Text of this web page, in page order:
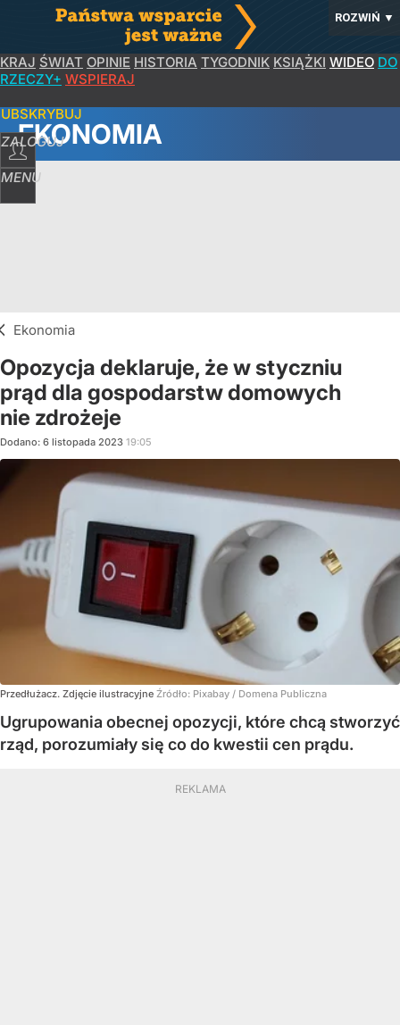
ROZWIŃ ▼
KRAJ ŚWIAT OPINIE HISTORIA TYGODNIK KSIĄŻKI WIDEO DO
RZECZY+ WSPIERAJ
ZALOGUJ
MENU
EKONOMIA
Ekonomia
Opozycja deklaruje, że w styczniu
prąd dla gospodarstw domowych
nie zdrożeje
Dodano: 6 listopada 2023 19:05
Przedłużacz. Zdjęcie ilustracyjne Źródło: Pixabay / Domena Publiczna
Ugrupowania obecnej opozycji, które chcą stworzyć
rząd, porozumiały się co do kwestii cen prądu.